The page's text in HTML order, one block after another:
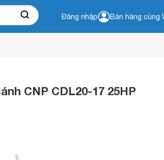
Đăng nhập Bán hàng cùng
CNP CDL20-17 25HP